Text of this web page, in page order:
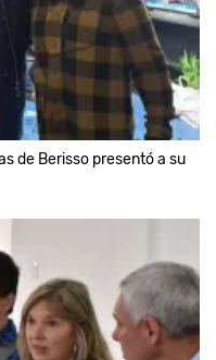
de Berisso presentó a su